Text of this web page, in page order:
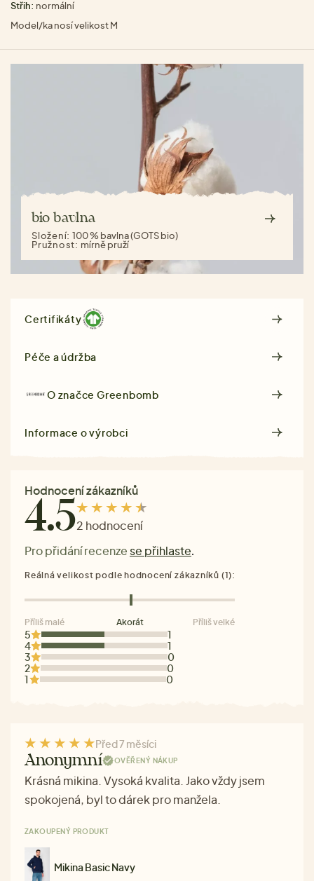
Střih: normální
Model/ka nosí velikost M
bio bavlna
Složení:100 % bavlna (GOTS bio)
Pružnost: mírně pruží
Certifikáty
Péče a údržba
O značceGreenbomb
Informace o výrobci
Hodnocení zákazníků
4.52 hodnocení
Pro přidání recenze se přihlaste.
5
1
4
1
3
0
2
0
1
0
Reálná velikost podle hodnocení zákazníků (1):
Příliš malé Akorát Příliš velké
Před 7 měsíci
Anonymní OVĚŘENÝ NÁKUP
Krásná mikina. Vysoká kvalita. Jako vždy jsem
spokojená, byl to dárek pro manžela.
ZAKOUPENÝ PRODUKT
Mikina Basic Navy